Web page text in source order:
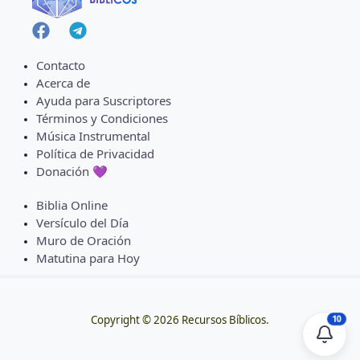
Contacto
Acerca de
Ayuda para Suscriptores
Términos y Condiciones
Música Instrumental
Política de Privacidad
Donación 💜
Biblia Online
Versículo del Día
Muro de Oración
Matutina para Hoy
Copyright © 2026 Recursos Bíblicos. 10